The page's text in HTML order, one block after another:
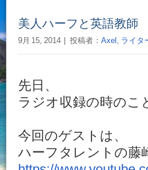
美人ハーフと英語教師
9月 15, 2014 投稿者：Axel , ライタ
先日、
ラジオ収録の時のこ
今回のゲストは、
ハーフタレントの藤